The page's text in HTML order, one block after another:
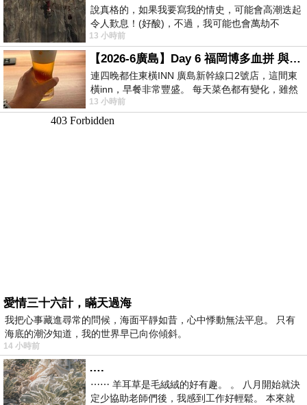
說真格的，如果我要寫我的情史，可能會高潮迭起
令人歎息！(好酸)，不過，我可能也會萬劫不
復...，每天跪鍵盤還是被判了花心的罪
13 小時前
【2026-6廣島】Day 6 福岡博多血拼 與機場接送少年司機深夜對談
連四晚都住東橫INN 廣島新幹線口2號店，這間東
橫inn，早餐非常豐盛。 每天菜色都有變化，雖然
看到工作人員拿出料理包加熱，但
13 小時前
愛情三十六計，瞞天過海
我把心事藏進尋常的問候，海面平靜如昔，心中悸動無法平息。 只有
海底的潮汐知道，我的世界早已向你傾斜。
14 小時前
….
⋯⋯ 羊耳草是毛絨絨的好有趣。 。 八月開始就決
定少協助老師們後，我感到工作好輕鬆。 本來就